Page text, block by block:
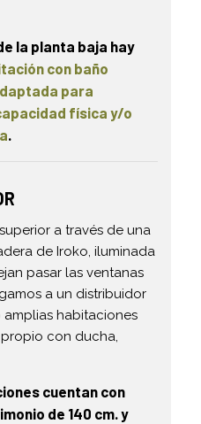
la planta baja hay
con baño
para
física y/o
.
a través de una
de Iroko, iluminada
pasar las ventanas
a un distribuidor
habitaciones
con ducha,
cuentan con
de 140 cm. y